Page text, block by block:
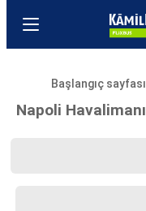
Başlangıç sayfası
Napoli